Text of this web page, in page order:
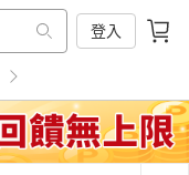
登入